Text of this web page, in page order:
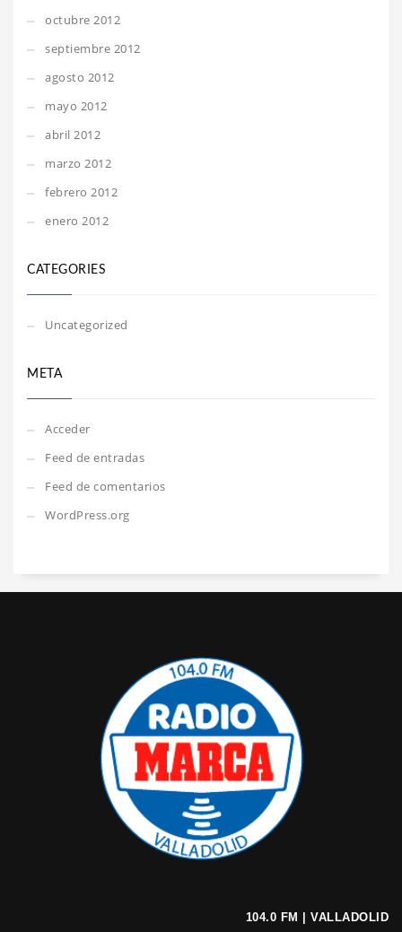
octubre 2012
septiembre 2012
agosto 2012
mayo 2012
abril 2012
marzo 2012
febrero 2012
enero 2012
CATEGORIES
Uncategorized
META
Acceder
Feed de entradas
Feed de comentarios
WordPress.org
104.0 FM | VALLADOLID